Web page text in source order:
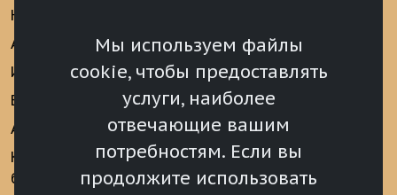
Мы используем файлы
cookie, чтобы предоставлять
услуги, наиболее
отвечающие вашим
потребностям. Если вы
продолжите использовать
Новости
Анонсы
Интервью
Видеоматериалы
Аккредитация
Конкурс «Хрустальный
барс»
аналитические
материалы
Реализация Послания
Президента РФ
Федеральному
Собранию РФ
Местное